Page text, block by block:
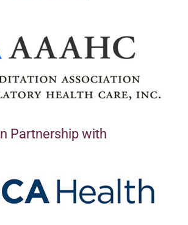
In Partnership with